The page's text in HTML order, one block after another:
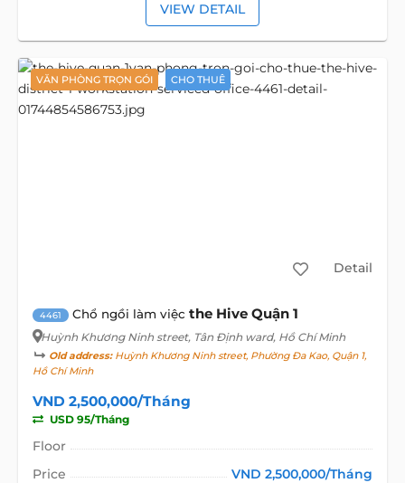
VIEW DETAIL
VĂN PHÒNG TRỌN GÓI CHO THUÊ
Detail
4461 Chổ ngồi làm việc the Hive Quận 1
Huỳnh Khương Ninh street, Tân Định ward, Hồ Chí Minh
Old address:Huỳnh Khương Ninh street, Phường Đa Kao, Quận 1,
Hồ Chí Minh
VND 2,500,000/Tháng
USD 95/Tháng
Floor
Price
VND 2,500,000/Tháng